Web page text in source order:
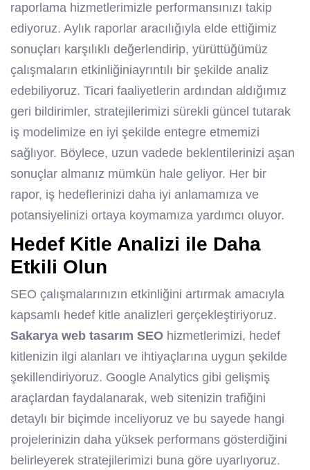
raporlama hizmetlerimizle performansınızı takip
ediyoruz. Aylık raporlar aracılığıyla elde ettiğimiz
sonuçları karşılıklı değerlendirip, yürüttüğümüz
çalışmaların etkinliğiniayrıntılı bir şekilde analiz
edebiliyoruz. Ticari faaliyetlerin ardından aldığımız
geri bildirimler, stratejilerimizi sürekli güncel tutarak
iş modelimize en iyi şekilde entegre etmemizi
sağlıyor. Böylece, uzun vadede beklentilerinizi aşan
sonuçlar almanız mümkün hale geliyor. Her bir
rapor, iş hedeflerinizi daha iyi anlamamıza ve
potansiyelinizi ortaya koymamıza yardımcı oluyor.
Hedef Kitle Analizi ile Daha
Etkili Olun
SEO çalışmalarınızın etkinliğini artırmak amacıyla
kapsamlı hedef kitle analizleri gerçekleştiriyoruz.
Sakarya web tasarım SEO hizmetlerimizi, hedef
kitlenizin ilgi alanları ve ihtiyaçlarına uygun şekilde
şekillendiriyoruz. Google Analytics gibi gelişmiş
araçlardan faydalanarak, web sitenizin trafiğini
detaylı bir biçimde inceliyoruz ve bu sayede hangi
projelerinizin daha yüksek performans gösterdiğini
belirleyerek stratejilerimizi buna göre uyarlıyoruz.